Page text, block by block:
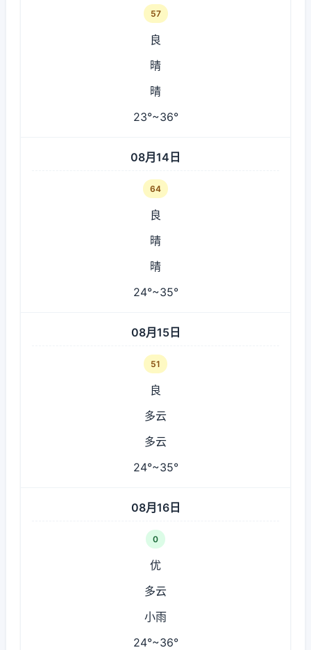
57
良
晴
晴
23°~36°
08月14日
64
良
晴
晴
24°~35°
08月15日
51
良
多云
多云
24°~35°
08月16日
0
优
多云
小雨
24°~36°